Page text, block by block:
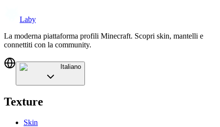
Laby
La moderna piattaforma profili Minecraft. Scopri skin, mantelli e
connettiti con la community.
Italiano
Texture
Skin